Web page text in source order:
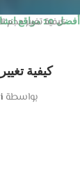
أفضل 10 مواقع انشاء الفيديو بالذكاء الاصطناعي مجاناكيفية تغيير حجم
كيفية
بواسطة